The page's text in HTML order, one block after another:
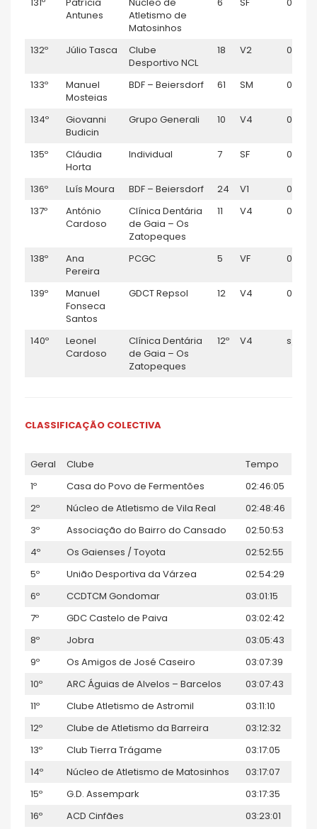
Antunes
Atletismo de
Matosinhos
132º Júlio Tasca
Clube
Desportivo NCL
18 V2 01:38:11
133º
Manuel
Mosteias
BDF – Beiersdorf 61 SM 01:40:11
134º
Giovanni
Budicin
Grupo Generali 10 V4
135º
Cláudia
Horta
Individual 7 SF
136º Luís Moura BDF – Beiersdorf 24 V1
137º
António
Cardoso
Clínica Dentária
de Gaia – Os
Zatopeques
11 V4
138º
Ana
Pereira
PCGC 5 VF
139º
Manuel
Fonseca
Santos
GDCT Repsol 12 V4
140º
Leonel
Cardoso
Clínica Dentária
de Gaia – Os
Zatopeques
12º V4 s/
CLASSIFICAÇÃO COLECTIVA
Geral Clube
Tempo
1º
Casa do Povo de Fermentões
02:46:05
2º
Núcleo de Atletismo de Vila Real
02:48:46
3º
Associação do Bairro do Cansado
02:50:53
4º
Os Gaienses / Toyota
02:52:55
5º
União Desportiva da Várzea
02:54:29
6º
CCDTCM Gondomar
03:01:15
7º
GDC Castelo de Paiva
03:02:42
8º
Jobra
03:05:43
9º
Os Amigos de José Caseiro
03:07:39
10º
ARC Águias de Alvelos – Barcelos
03:07:43
11º
Clube Atletismo de Astromil
03:11:10
12º
Clube de Atletismo da Barreira
03:12:32
13º
Club Tierra Trágame
03:17:05
14º
Núcleo de Atletismo de Matosinhos
03:17:07
15º
G.D. Assempark
03:17:35
16º
ACD Cinfães
03:23:01